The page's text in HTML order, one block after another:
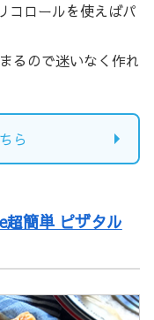
コロールを使えばパ
るので迷いなく作れ
ら
超簡単 ピザタル